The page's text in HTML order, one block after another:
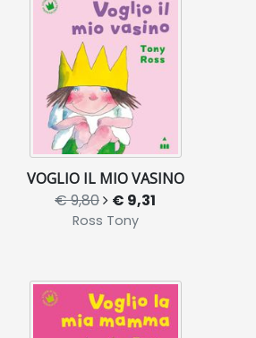
VOGLIO IL MIO VASINO
€ 9,80 € 9,31
Ross Tony